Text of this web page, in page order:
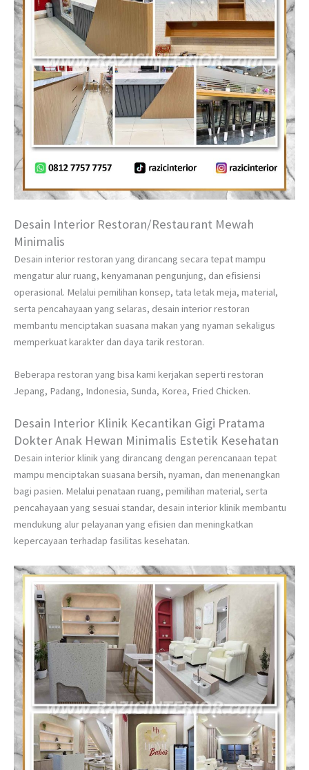
Desain Interior Restoran/Restaurant Mewah
Minimalis
Desain interior restoran yang dirancang secara tepat mampu
mengatur alur ruang, kenyamanan pengunjung, dan efisiensi
operasional. Melalui pemilihan konsep, tata letak meja, material,
serta pencahayaan yang selaras, desain interior restoran
membantu menciptakan suasana makan yang nyaman sekaligus
memperkuat karakter dan daya tarik restoran.
Beberapa restoran yang bisa kami kerjakan seperti restoran
Jepang, Padang, Indonesia, Sunda, Korea, Fried Chicken.
Desain Interior Klinik Kecantikan Gigi Pratama
Dokter Anak Hewan Minimalis Estetik Kesehatan
Desain interior klinik yang dirancang dengan perencanaan tepat
mampu menciptakan suasana bersih, nyaman, dan menenangkan
bagi pasien. Melalui penataan ruang, pemilihan material, serta
pencahayaan yang sesuai standar, desain interior klinik membantu
mendukung alur pelayanan yang efisien dan meningkatkan
kepercayaan terhadap fasilitas kesehatan.